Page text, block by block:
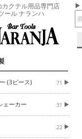
カクテル用品専門店
ール ナランハ
(3ピース) 71
ェーカー 31
22